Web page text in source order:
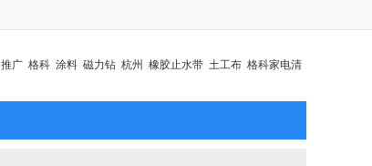
推广 格科 涂料 磁力钻 杭州 橡胶止水带 土工布 格科家电清